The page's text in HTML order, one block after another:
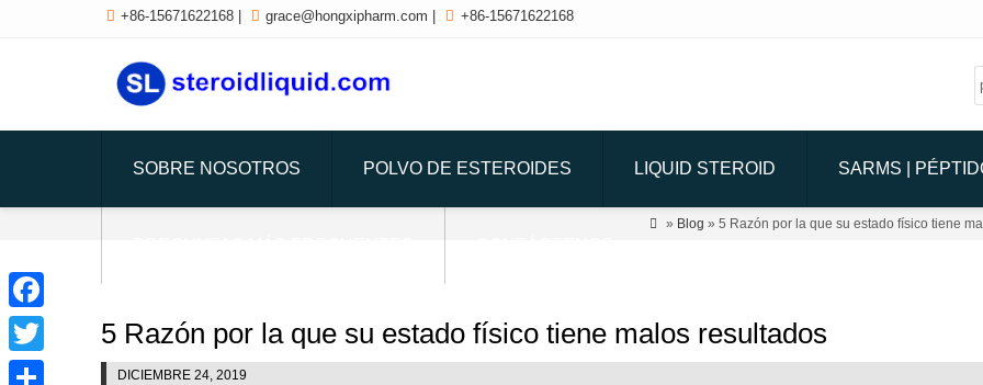
 +86-15671622168  grace@hongxipharm.com  +86-15671622168
SOBRE NOSOTROS POLVO DE ESTEROIDES LIQUID STEROID SARMS |
 » Blog » 5 Razón por la que su estado físico tiene
5 Razón por la que su estado físico tiene malos resultados
DICIEMBRE 24, 2019
Facebook
Twitter